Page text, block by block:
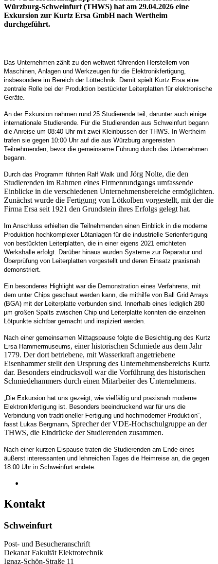
Würzburg-Schweinfurt (THWS) hat am 29.04.2026 eine
Exkursion zur Kurtz Ersa GmbH nach Wertheim
durchgeführt.
Das Unternehmen zählt zu den weltweit führenden Herstellern von
Maschinen, Anlagen und Werkzeugen für die Elektronikfertigung,
insbesondere im Bereich der Löttechnik. Damit spielt Kurtz Ersa eine
zentrale Rolle bei der Produktion bestückter Leiterplatten für elektronische
Geräte.
An der Exkursion nahmen rund 25 Studierende teil, darunter auch einige
internationale Studierende. Für die Studierenden aus Schweinfurt begann
die Anreise um 08:40 Uhr mit zwei Kleinbussen der THWS. In Wertheim
trafen sie gegen 10:00 Uhr auf die aus Würzburg angereisten
Teilnehmenden, bevor die gemeinsame Führung durch das Unternehmen
begann.
Durch das Programm führten Ralf Walk und Jörg Nolte, die den
Studierenden im Rahmen eines Firmenrundgangs umfassende
Einblicke in die verschiedenen Unternehmensbereiche ermöglichten.
Zunächst wurde die Fertigung von Lötkolben vorgestellt, mit der die
Firma Ersa seit 1921 den Grundstein ihres Erfolgs gelegt hat.
Im Anschluss erhielten die Teilnehmenden einen Einblick in die moderne
Produktion hochkomplexer Lötanlagen für die industrielle Serienfertigung
von bestückten Leiterplatten, die in einer eigens 2021 errichteten
Werkshalle erfolgt. Darüber hinaus wurden Systeme zur Reparatur und
Überprüfung von Leiterplatten vorgestellt und deren Einsatz praxisnah
demonstriert.
Ein besonderes Highlight war die Demonstration eines Verfahrens, mit
dem unter Chips geschaut werden kann, die mithilfe von Ball Grid Arrays
(BGA) mit der Leiterplatte verbunden sind. Innerhalb eines lediglich 280
µm großen Spalts zwischen Chip und Leiterplatte konnten die einzelnen
Lötpunkte sichtbar gemacht und inspiziert werden.
Nach einer gemeinsamen Mittagspause folgte die Besichtigung des Kurtz
Ersa Hammermuseums, einer historischen Schmiede aus dem Jahr
1779. Der dort betriebene, mit Wasserkraft angetriebene
Eisenhammer stellt den Ursprung des Unternehmensbereichs Kurtz
dar. Besonders eindrucksvoll war die Vorführung des historischen
Schmiedehammers durch einen Mitarbeiter des Unternehmens.
„Die Exkursion hat uns gezeigt, wie vielfältig und praxisnah moderne
Elektronikfertigung ist. Besonders beeindruckend war für uns die
Verbindung von traditioneller Fertigung und hochmoderner Produktion“,
fasst Lukas Bergmann, Sprecher der VDE-Hochschulgruppe an der
THWS, die Eindrücke der Studierenden zusammen.
Nach einer kurzen Eispause traten die Studierenden am Ende eines
äußerst interessanten und lehrreichen Tages die Heimreise an, die gegen
18:00 Uhr in Schweinfurt endete.
Kontakt
Schweinfurt
Post- und Besucheranschrift
Dekanat Fakultät Elektrotechnik
Ignaz-Schön-Straße 11